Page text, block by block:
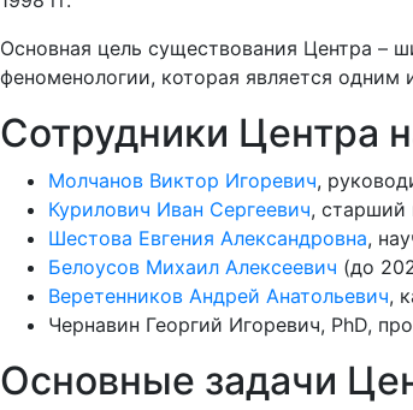
Основная цель существования Центра –
феноменологии, которая является
Сотрудники Центра
Молчанов Виктор Игоревич,
Курилович Иван Сергеевич, старший
Шестова Евгения Александровна,
Белоусов Михаил Алексеевич (до
Веретенников Андрей Анатольевич,
Чернавин Георгий Игоревич, PhD,
Основные задачи